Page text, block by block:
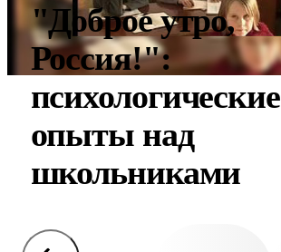
"Доброе утро,
Россия!":
психологические
опыты над
школьниками